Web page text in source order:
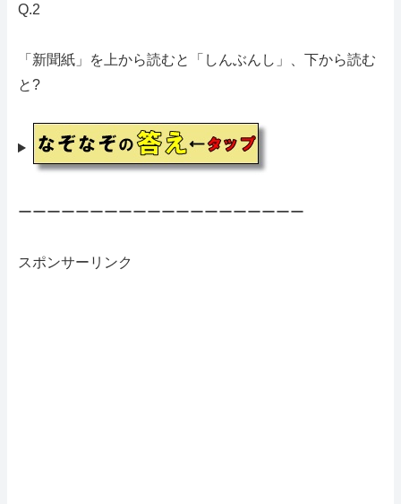
Q.2
「新聞紙」を上から読むと「しんぶんし」、下から読む
と?
ーーーーーーーーーーーーーーーーーーーー
スポンサーリンク